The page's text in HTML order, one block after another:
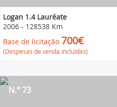
Logan 1.4 Lauréate
2006 - 128538 Km
Base de licitação 700€
(Despesas de venda incluídas)
N.° 73